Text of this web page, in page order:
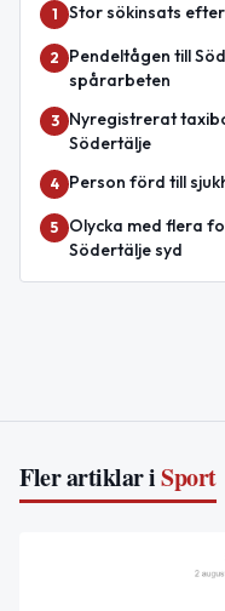
1 Stor sökinsats
2
Pendeltågen till
spårarbeten
3
Nyregistrerat
Södertälje
4 Person förd till
5
Olycka med flera
Södertälje syd
Fler artiklar iSport